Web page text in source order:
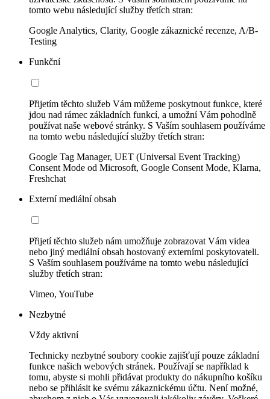
tomto webu následující služby třetích stran:
Google Analytics, Clarity, Google zákaznické recenze, A/B-
Testing
Funkční
Přijetím těchto služeb Vám můžeme poskytnout funkce, které
jdou nad rámec základních funkcí, a umožní Vám pohodlně
používat naše webové stránky. S Vaším souhlasem používáme
na tomto webu následující služby třetích stran:
Google Tag Manager, UET (Universal Event Tracking)
Consent Mode od Microsoft, Google Consent Mode, Klarna,
Freshchat
Externí mediální obsah
Přijetí těchto služeb nám umožňuje zobrazovat Vám videa
nebo jiný mediální obsah hostovaný externími poskytovateli.
S Vaším souhlasem používáme na tomto webu následující
služby třetích stran:
Vimeo, YouTube
Nezbytné
Vždy aktivní
Technicky nezbytné soubory cookie zajišťují pouze základní
funkce našich webových stránek. Používají se například k
tomu, abyste si mohli přidávat produkty do nákupního košíku
nebo se přihlásit ke svému zákaznickému účtu. Není možné,